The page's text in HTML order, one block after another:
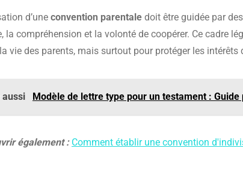
d’une convention parentale doit être guidée par
la compréhension et la volonté de coopérer. Ce cadre
vie des parents, mais surtout pour protéger les intérêts
aussi Modèle de lettre type pour un testament :
également : Comment établir une convention